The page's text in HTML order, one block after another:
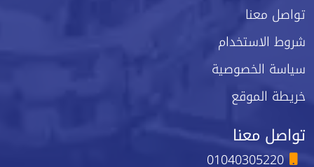
تواصل معنا
شروط الاستخدام
سياسة الخصوصية
خريطة الموقع
تواصل معنا
01040305220